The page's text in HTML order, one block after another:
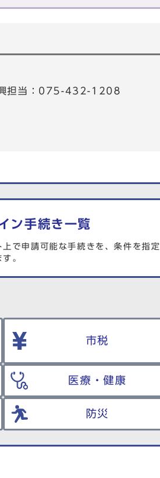
興担当：075-432-1208
ン手続き一覧
上で申請可能な手続きを、条件を指定
。
市税
医療・健康
防災